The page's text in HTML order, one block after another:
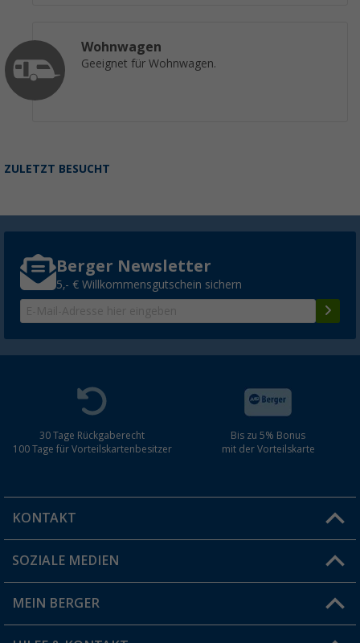
Wohnwagen
Geeignet für Wohnwagen.
ZULETZT BESUCHT
Berger Newsletter
5,- € Willkommensgutschein sichern
30 Tage Rückgaberecht
100 Tage für Vorteilskartenbesitzer
Bis zu 5% Bonus
mit der Vorteilskarte
KONTAKT
Du hast eine Frage?
Filiale finden
SOZIALE MEDIEN
MEIN BERGER